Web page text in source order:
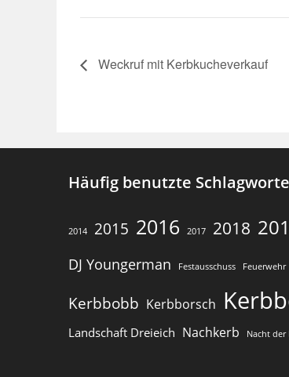
Weckruf mit Kerbkucheverkauf
Häufig benutzte
2014 2015 2016 2017 2018
DJ Youngerman Festausschuss Feuerwehr
Kerbbobb Kerbborsch
Landschaft Dreieich Nachkerb Nacht der